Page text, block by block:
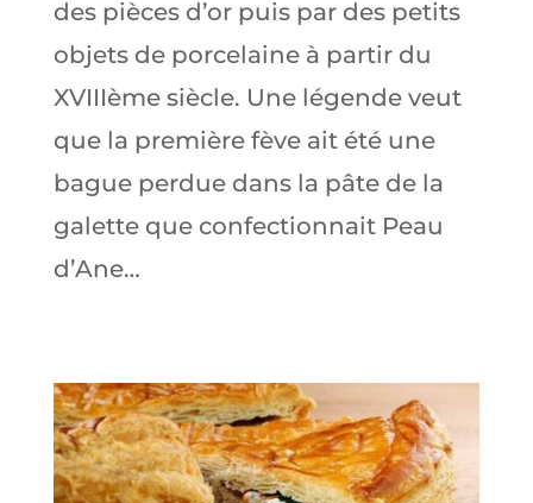
des pièces d’or puis par des petits
objets de porcelaine à partir du
XVIIIème siècle. Une légende veut
que la première fève ait été une
bague perdue dans la pâte de la
galette que confectionnait Peau
d’Ane…